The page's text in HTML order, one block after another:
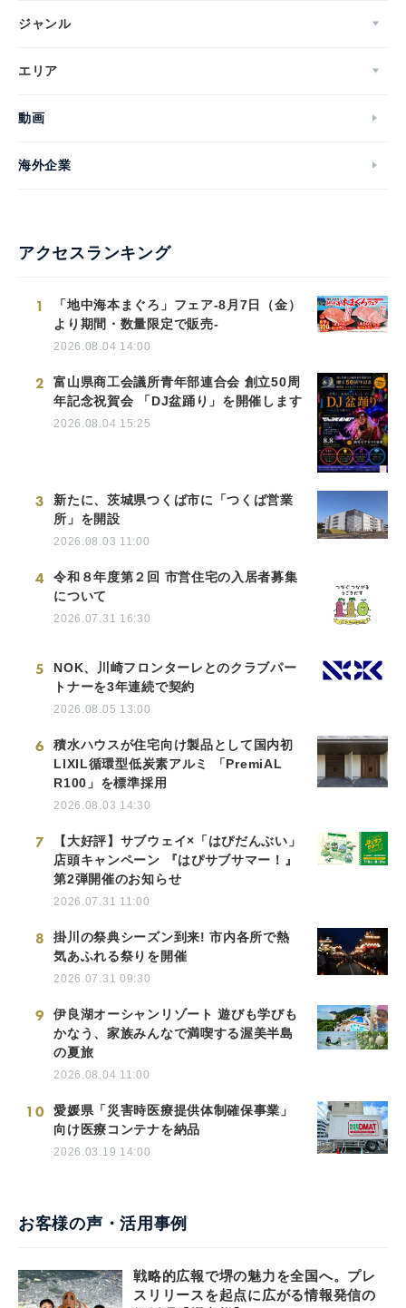
ジャンル
エリア
動画
海外企業
アクセスランキング
1
「地中海本まぐろ」フェア-8月7日（金）
より期間・数量限定で販売-
2026.08.04 14:00
2
富山県商工会議所青年部連合会 創立50周
年記念祝賀会 「DJ盆踊り」を開催します
2026.08.04 15:25
3
新たに、茨城県つくば市に「つくば営業
所」を開設
2026.08.03 11:00
4
令和８年度第２回 市営住宅の入居者募集
について
2026.07.31 16:30
5
NOK、川崎フロンターレとのクラブパー
トナーを3年連続で契約
2026.08.05 13:00
6
積水ハウスが住宅向け製品として国内初
LIXIL循環型低炭素アルミ 「PremiAL
R100」を標準採用
2026.08.03 14:30
7
【大好評】サブウェイ×「はぴだんぶい」
店頭キャンペーン 『はぴサブサマー！』
第2弾開催のお知らせ
2026.07.31 11:00
8
掛川の祭典シーズン到来! 市内各所で熱
気あふれる祭りを開催
2026.07.31 09:30
9
伊良湖オーシャンリゾート 遊びも学びも
かなう、家族みんなで満喫する渥美半島
の夏旅
2026.08.04 11:00
10
愛媛県「災害時医療提供体制確保事業」
向け医療コンテナを納品
2026.03.19 14:00
お客様の声・活用事例
戦略的広報で堺の魅力を全国へ。プレ
スリリースを起点に広がる情報発信の